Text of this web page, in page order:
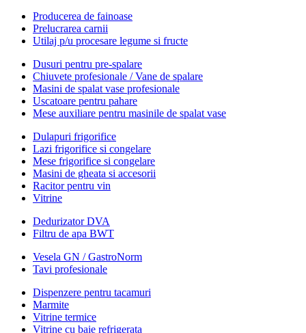
Producerea de fainoase
Prelucrarea carnii
Utilaj p/u procesare legume si fructe
Dusuri pentru pre-spalare
Chiuvete profesionale / Vane de spalare
Masini de spalat vase profesionale
Uscatoare pentru pahare
Mese auxiliare pentru masinile de spalat vase
Dulapuri frigorifice
Lazi frigorifice si congelare
Mese frigorifice si congelare
Masini de gheata si accesorii
Racitor pentru vin
Vitrine
Dedurizator DVA
Filtru de apa BWT
Vesela GN / GastroNorm
Tavi profesionale
Dispenzere pentru tacamuri
Marmite
Vitrine termice
Vitrine cu baie refrigerata